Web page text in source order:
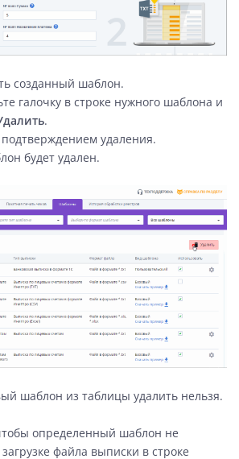
созданный шаблон.
галочку в строке нужного шаблона и
.
подтверждением удаления.
будет удален.
шаблон из таблицы удалить нельзя.
определенный шаблон не
файла выписки в строке